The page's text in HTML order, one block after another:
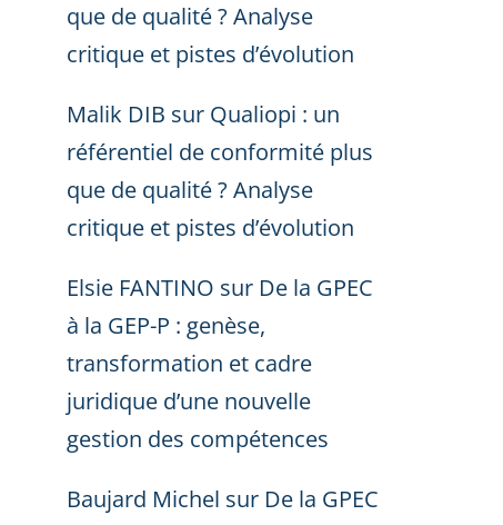
que de qualité ? Analyse
critique et pistes d’évolution
Malik DIB sur Qualiopi : un
référentiel de conformité plus
que de qualité ? Analyse
critique et pistes d’évolution
Elsie FANTINO sur De la GPEC
à la GEP-P : genèse,
transformation et cadre
juridique d’une nouvelle
gestion des compétences
Baujard Michel sur De la GPEC